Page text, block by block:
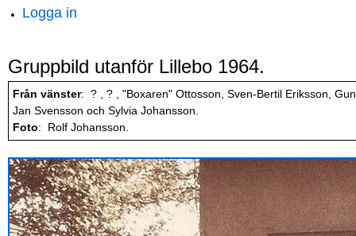
Logga in
Gruppbild utanför Lillebo 1964.
Från vänster: ? , ? , "Boxaren" Ottosson, Sven-Bertil Eriksson,
Jan Svensson och Sylvia Johansson.
Foto: Rolf Johansson.